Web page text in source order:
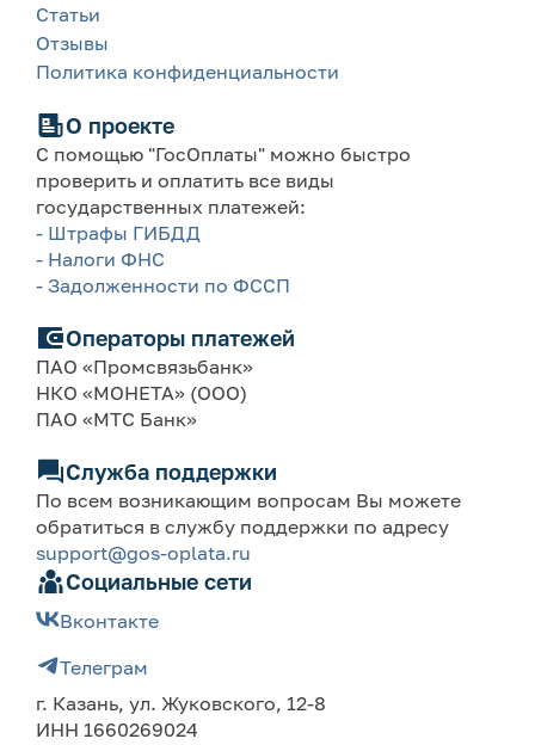
Статьи
Отзывы
Политика конфиденциальности
О проекте
С помощью "ГосОплаты" можно быстро
проверить и оплатить все виды
государственных платежей:
- Штрафы ГИБДД
- Налоги ФНС
- Задолженности по ФССП
Операторы платежей
ПАО «Промсвязьбанк»
НКО «МОНЕТА» (ООО)
ПАО «МТС Банк»
Служба поддержки
По всем возникающим вопросам Вы можете
обратиться в службу поддержки по адресу
support@gos-oplata.ru
Социальные сети
Вконтакте
Телеграм
г. Казань, ул. Жуковского, 12-8
ИНН 1660269024